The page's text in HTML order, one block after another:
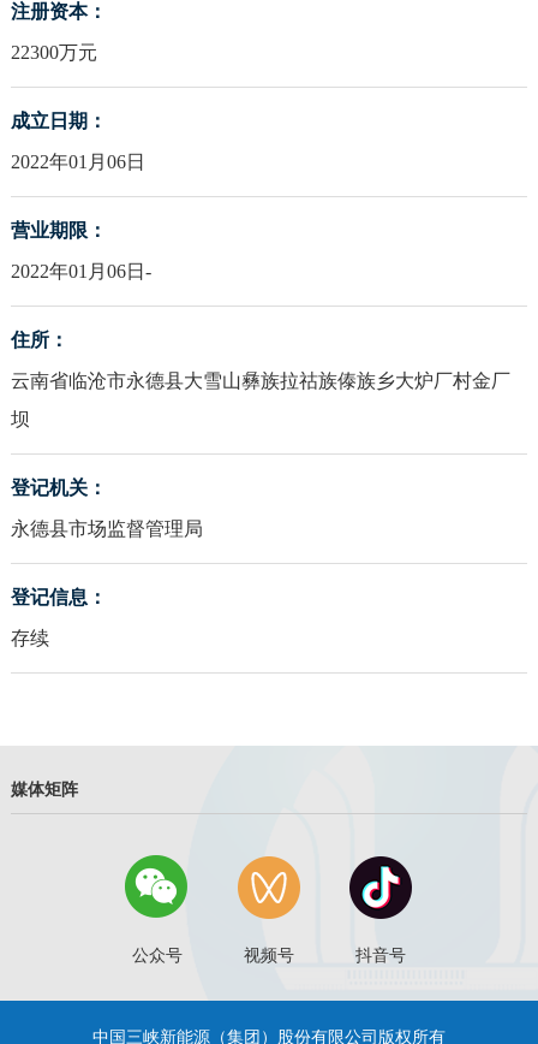
注册资本：
22300万元
成立日期：
2022年01月06日
营业期限：
2022年01月06日-
住所：
云南省临沧市永德县大雪山彝族拉祜族傣族乡大炉厂村金厂
坝
登记机关：
永德县市场监督管理局
登记信息：
存续
媒体矩阵
公众号 视频号 抖音号
中国三峡新能源（集团）股份有限公司版权所有